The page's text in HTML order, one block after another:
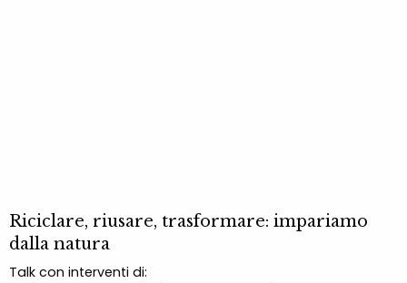
Riciclare, riusare, trasformare: impariamo
dalla natura
Talk con interventi di: